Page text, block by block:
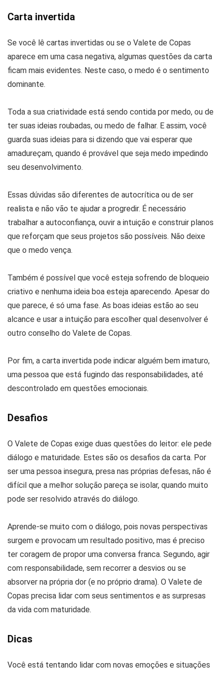
Carta invertida
Se você lê cartas invertidas ou se o Valete de Copas
aparece em uma casa negativa, algumas questões da carta
ficam mais evidentes. Neste caso, o medo é o sentimento
dominante.
Toda a sua criatividade está sendo contida por medo, ou de
ter suas ideias roubadas, ou medo de falhar. E assim, você
guarda suas ideias para si dizendo que vai esperar que
amadureçam, quando é provável que seja medo impedindo
seu desenvolvimento.
Essas dúvidas são diferentes de autocrítica ou de ser
realista e não vão te ajudar a progredir. É necessário
trabalhar a autoconfiança, ouvir a intuição e construir planos
que reforçam que seus projetos são possíveis. Não deixe
que o medo vença.
Também é possível que você esteja sofrendo de bloqueio
criativo e nenhuma ideia boa esteja aparecendo. Apesar do
que parece, é só uma fase. As boas ideias estão ao seu
alcance e usar a intuição para escolher qual desenvolver é
outro conselho do Valete de Copas.
Por fim, a carta invertida pode indicar alguém bem imaturo,
uma pessoa que está fugindo das responsabilidades, até
descontrolado em questões emocionais.
Desafios
O Valete de Copas exige duas questões do leitor: ele pede
diálogo e maturidade. Estes são os desafios da carta. Por
ser uma pessoa insegura, presa nas próprias defesas, não é
difícil que a melhor solução pareça se isolar, quando muito
pode ser resolvido através do diálogo.
Aprende-se muito com o diálogo, pois novas perspectivas
surgem e provocam um resultado positivo, mas é preciso
ter coragem de propor uma conversa franca. Segundo, agir
com responsabilidade, sem recorrer a desvios ou se
absorver na própria dor (e no próprio drama). O Valete de
Copas precisa lidar com seus sentimentos e as surpresas
da vida com maturidade.
Dicas
Você está tentando lidar com novas emoções e situações